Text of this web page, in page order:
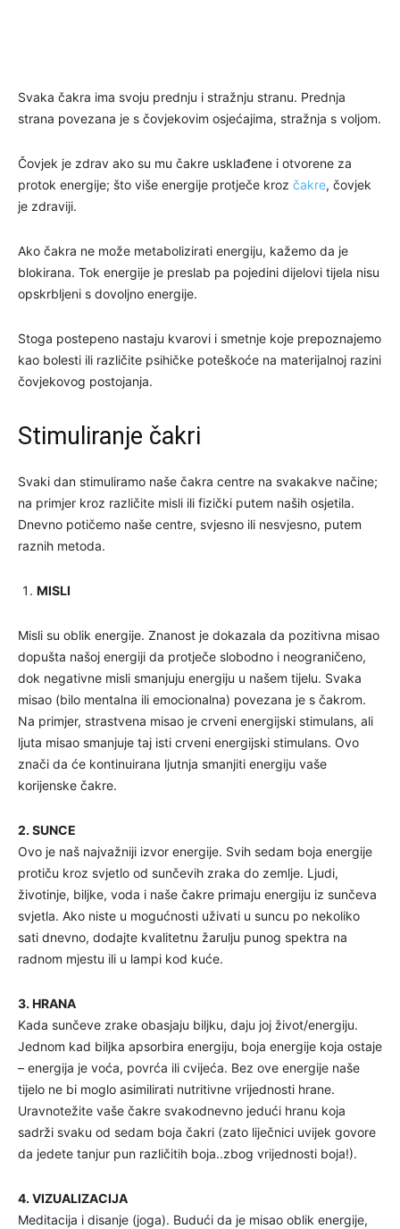
Svaka čakra ima svoju prednju i stražnju stranu. Prednja
strana povezana je s čovjekovim osjećajima, stražnja s voljom.
Čovjek je zdrav ako su mu čakre usklađene i otvorene za
protok energije; što više energije protječe kroz čakre, čovjek
je zdraviji.
Ako čakra ne može metabolizirati energiju, kažemo da je
blokirana. Tok energije je preslab pa pojedini dijelovi tijela nisu
opskrbljeni s dovoljno energije.
Stoga postepeno nastaju kvarovi i smetnje koje prepoznajemo
kao bolesti ili različite psihičke poteškoće na materijalnoj razini
čovjekovog postojanja.
Stimuliranje čakri
Svaki dan stimuliramo naše čakra centre na svakakve načine;
na primjer kroz različite misli ili fizički putem naših osjetila.
Dnevno potičemo naše centre, svjesno ili nesvjesno, putem
raznih metoda.
MISLI
Misli su oblik energije. Znanost je dokazala da pozitivna misao
dopušta našoj energiji da protječe slobodno i neograničeno,
dok negativne misli smanjuju energiju u našem tijelu. Svaka
misao (bilo mentalna ili emocionalna) povezana je s čakrom.
Na primjer, strastvena misao je crveni energijski stimulans, ali
ljuta misao smanjuje taj isti crveni energijski stimulans. Ovo
znači da će kontinuirana ljutnja smanjiti energiju vaše
korijenske čakre.
2. SUNCE
Ovo je naš najvažniji izvor energije. Svih sedam boja energije
protiču kroz svjetlo od sunčevih zraka do zemlje. Ljudi,
životinje, biljke, voda i naše čakre primaju energiju iz sunčeva
svjetla. Ako niste u mogućnosti uživati u suncu po nekoliko
sati dnevno, dodajte kvalitetnu žarulju punog spektra na
radnom mjestu ili u lampi kod kuće.
3. HRANA
Kada sunčeve zrake obasjaju biljku, daju joj život/energiju.
Jednom kad biljka apsorbira energiju, boja energije koja ostaje
– energija je voća, povrća ili cvijeća. Bez ove energije naše
tijelo ne bi moglo asimilirati nutritivne vrijednosti hrane.
Uravnotežite vaše čakre svakodnevno jedući hranu koja
sadrži svaku od sedam boja čakri (zato liječnici uvijek govore
da jedete tanjur pun različitih boja..zbog vrijednosti boja!).
4. VIZUALIZACIJA
Meditacija i disanje (joga). Budući da je misao oblik energije,